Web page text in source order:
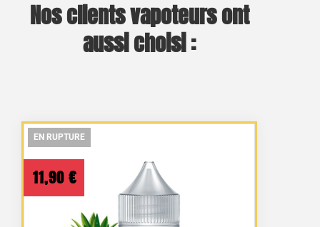
Nos clients vapoteurs ont
aussi choisi :
EN RUPTURE
EN RUPTURE
11,90 €
EN RUPTURE